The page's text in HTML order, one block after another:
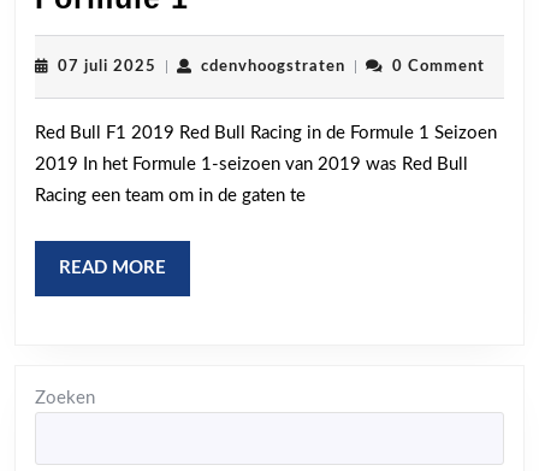
Bull
F1
2019:
Een
Jaar
vol
Actie
07 juli 2025 07
cdenvhoogstratencdenvhoogstraten
0 Comment
Red Bull F1 2019 Red Bull Racing in de Formule 1 Seizoen
2019 In het Formule 1-seizoen van 2019 was Red Bull
Racing een team om in de gaten te
READ MORE
MORE
Zoeken